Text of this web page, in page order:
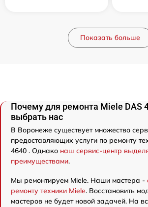
Показать больше
Почему для ремонта Miele DAS
выбрать нас
В Воронеже существует множество
предоставляющих услуги по ремонту
4640 . Однако наш сервис-центр
преимуществами.
Мы ремонтируем Miele. Наши мастера -
ремонту техники Miele. Восстановить
мастеров не будет новой задачей. На